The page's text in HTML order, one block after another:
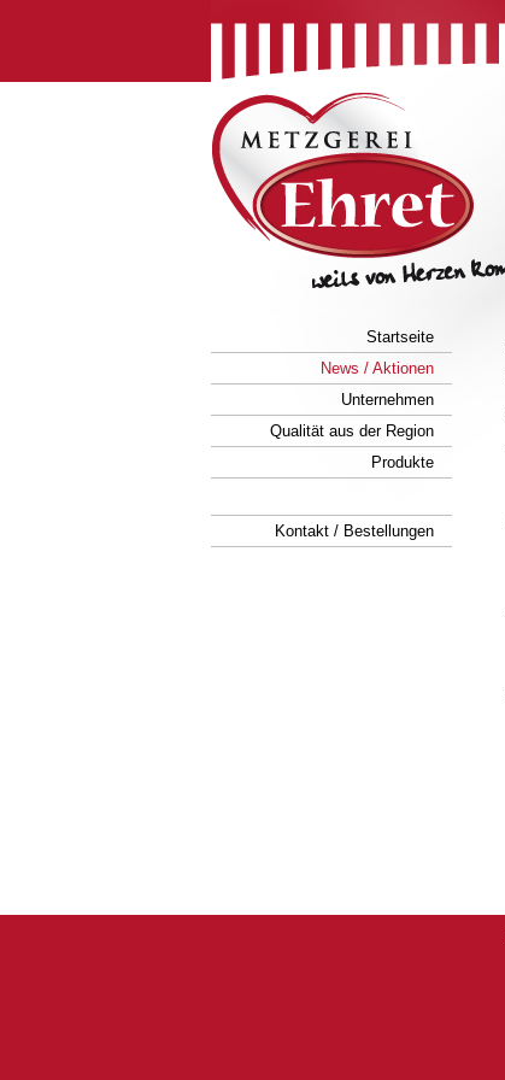
Startseite
News / Aktionen
Unternehmen
Qualität aus der Region
Produkte
Kontakt / Bestellungen